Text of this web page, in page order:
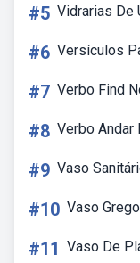
#5 Vidrarias De
#6 Versículos
#7 Verbo Find
#8 Verbo
#9 Vaso
#10 Vaso
#11 Vaso De